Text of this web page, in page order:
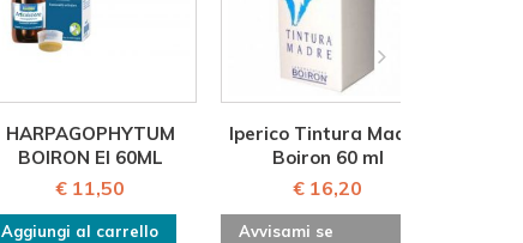
HARPAGOPHYTUM
BOIRON EI 60ML
€ 11,50
Aggiungi al carrello
Iperico Tintura Madre
Boiron 60 ml
€ 16,20
Avvisami se